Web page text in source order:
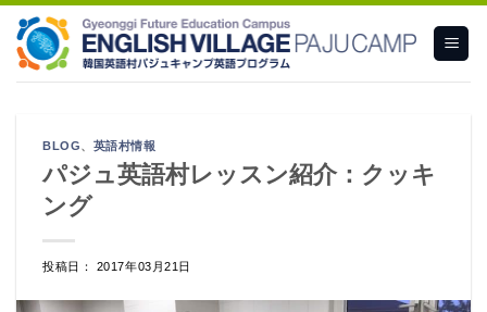
content
BLOG、 英語村情報
パジュ英語村レッスン紹介：クッキ
ング
投稿日： 2017年03月21日